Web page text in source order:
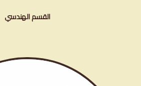
القسم الهندسي